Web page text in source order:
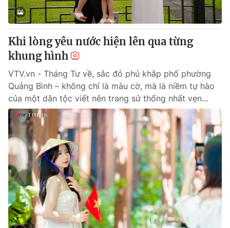
Khi lòng yêu nước hiện lên qua từng
khung hình
VTV.vn - Tháng Tư về, sắc đỏ phủ khắp phố phường
Quảng Bình – không chỉ là màu cờ, mà là niềm tự hào
của một dân tộc viết nên trang sử thống nhất vẹn...